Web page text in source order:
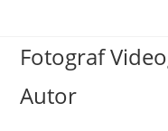
springen
Fotograf
Autor